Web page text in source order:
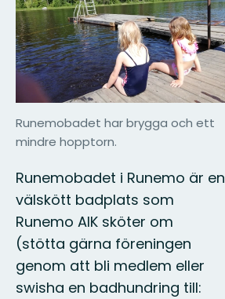
Runemobadet har brygga och ett
mindre hopptorn.
Runemobadet i Runemo är en
välskött badplats som
Runemo AIK sköter om
(stötta gärna föreningen
genom att bli medlem eller
swisha en badhundring till: